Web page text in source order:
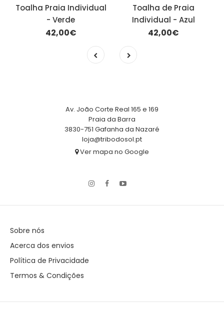
Toalha Praia Individual
- Verde
42,00€
Toalha de Praia
Individual - Azul
42,00€
Av. João Corte Real 165 e 169
Praia da Barra
3830-751 Gafanha da Nazaré
loja@tribodosol.pt
Ver mapa no Google
Sobre nós
Acerca dos envios
Política de Privacidade
Termos & Condições